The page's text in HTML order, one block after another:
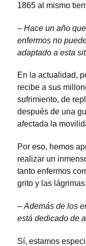
1865 al mismo
– Hace un año
enfermos no
adaptado a esta
En la actualidad,
recibe a sus
sufrimiento, de
después de una
afectada la
Por eso, hemos
realizar un
tanto enfermos
grito y las
– Además de los
está dedicado de
Sí, estamos